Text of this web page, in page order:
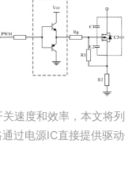
速度和效率，本文将
过电源IC直接提供驱